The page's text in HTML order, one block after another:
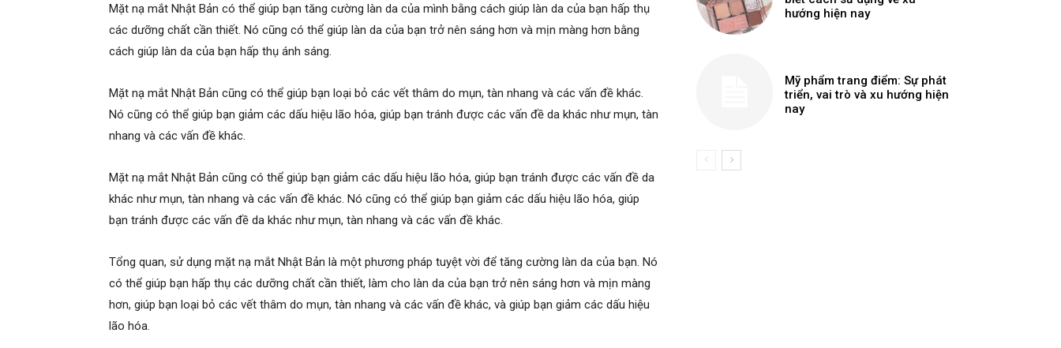
Mặt nạ mắt Nhật Bản có thể giúp bạn tăng cường làn da của mình bằng cách giúp làn da của bạn hấp thụ
các dưỡng chất cần thiết. Nó cũng có thể giúp làn da của bạn trở nên sáng hơn và mịn màng hơn bằng
cách giúp làn da của bạn hấp thụ ánh sáng.
Mặt nạ mắt Nhật Bản cũng có thể giúp bạn loại bỏ các vết thâm do mụn, tàn nhang và các vấn đề khác.
Nó cũng có thể giúp bạn giảm các dấu hiệu lão hóa, giúp bạn tránh được các vấn đề da khác như mụn, tàn
nhang và các vấn đề khác.
Mặt nạ mắt Nhật Bản cũng có thể giúp bạn giảm các dấu hiệu lão hóa, giúp bạn tránh được các vấn đề da
khác như mụn, tàn nhang và các vấn đề khác. Nó cũng có thể giúp bạn giảm các dấu hiệu lão hóa, giúp
bạn tránh được các vấn đề da khác như mụn, tàn nhang và các vấn đề khác.
Tổng quan, sử dụng mặt nạ mắt Nhật Bản là một phương pháp tuyệt vời để tăng cường làn da của bạn. Nó
có thể giúp bạn hấp thụ các dưỡng chất cần thiết, làm cho làn da của bạn trở nên sáng hơn và mịn màng
hơn, giúp bạn loại bỏ các vết thâm do mụn, tàn nhang và các vấn đề khác, và giúp bạn giảm các dấu hiệu
lão hóa.
hướng hiện nay
Mỹ phẩm trang điểm: Sự phát
triển, vai trò và xu hướng hiện
nay